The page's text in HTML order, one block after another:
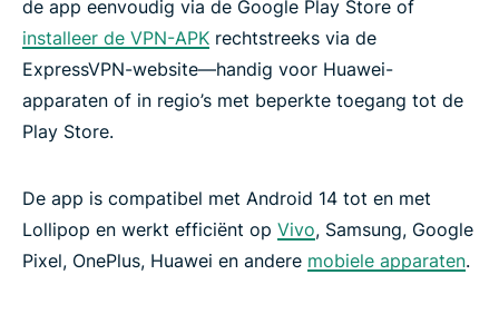
de app eenvoudig via de Google Play Store of
installeer de VPN-APK rechtstreeks via de
ExpressVPN-website—handig voor Huawei-
apparaten of in regio’s met beperkte toegang tot de
Play Store.
De app is compatibel met Android 14 tot en met
Lollipop en werkt efficiënt op Vivo, Samsung, Google
Pixel, OnePlus, Huawei en andere mobiele apparaten.